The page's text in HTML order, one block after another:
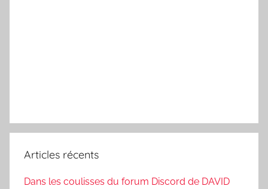
Articles récents
Dans les coulisses du forum Discord de DAVID